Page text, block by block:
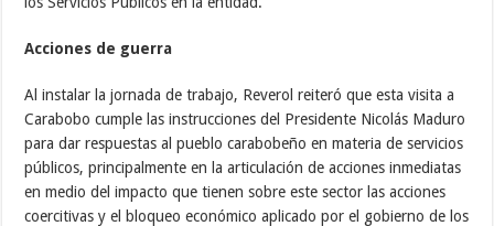
Acciones de guerra
Al instalar la jornada de trabajo, Reverol reiteró que esta visita a
Carabobo cumple las instrucciones del Presidente Nicolás Maduro
para dar respuestas al pueblo carabobeño en materia de servicios
públicos, principalmente en la articulación de acciones inmediatas
en medio del impacto que tienen sobre este sector las acciones
coercitivas y el bloqueo económico aplicado por el gobierno de los